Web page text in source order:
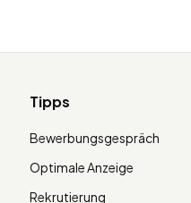
Tipps
Bewerbungsgespräch
Optimale Anzeige
Rekrutierung